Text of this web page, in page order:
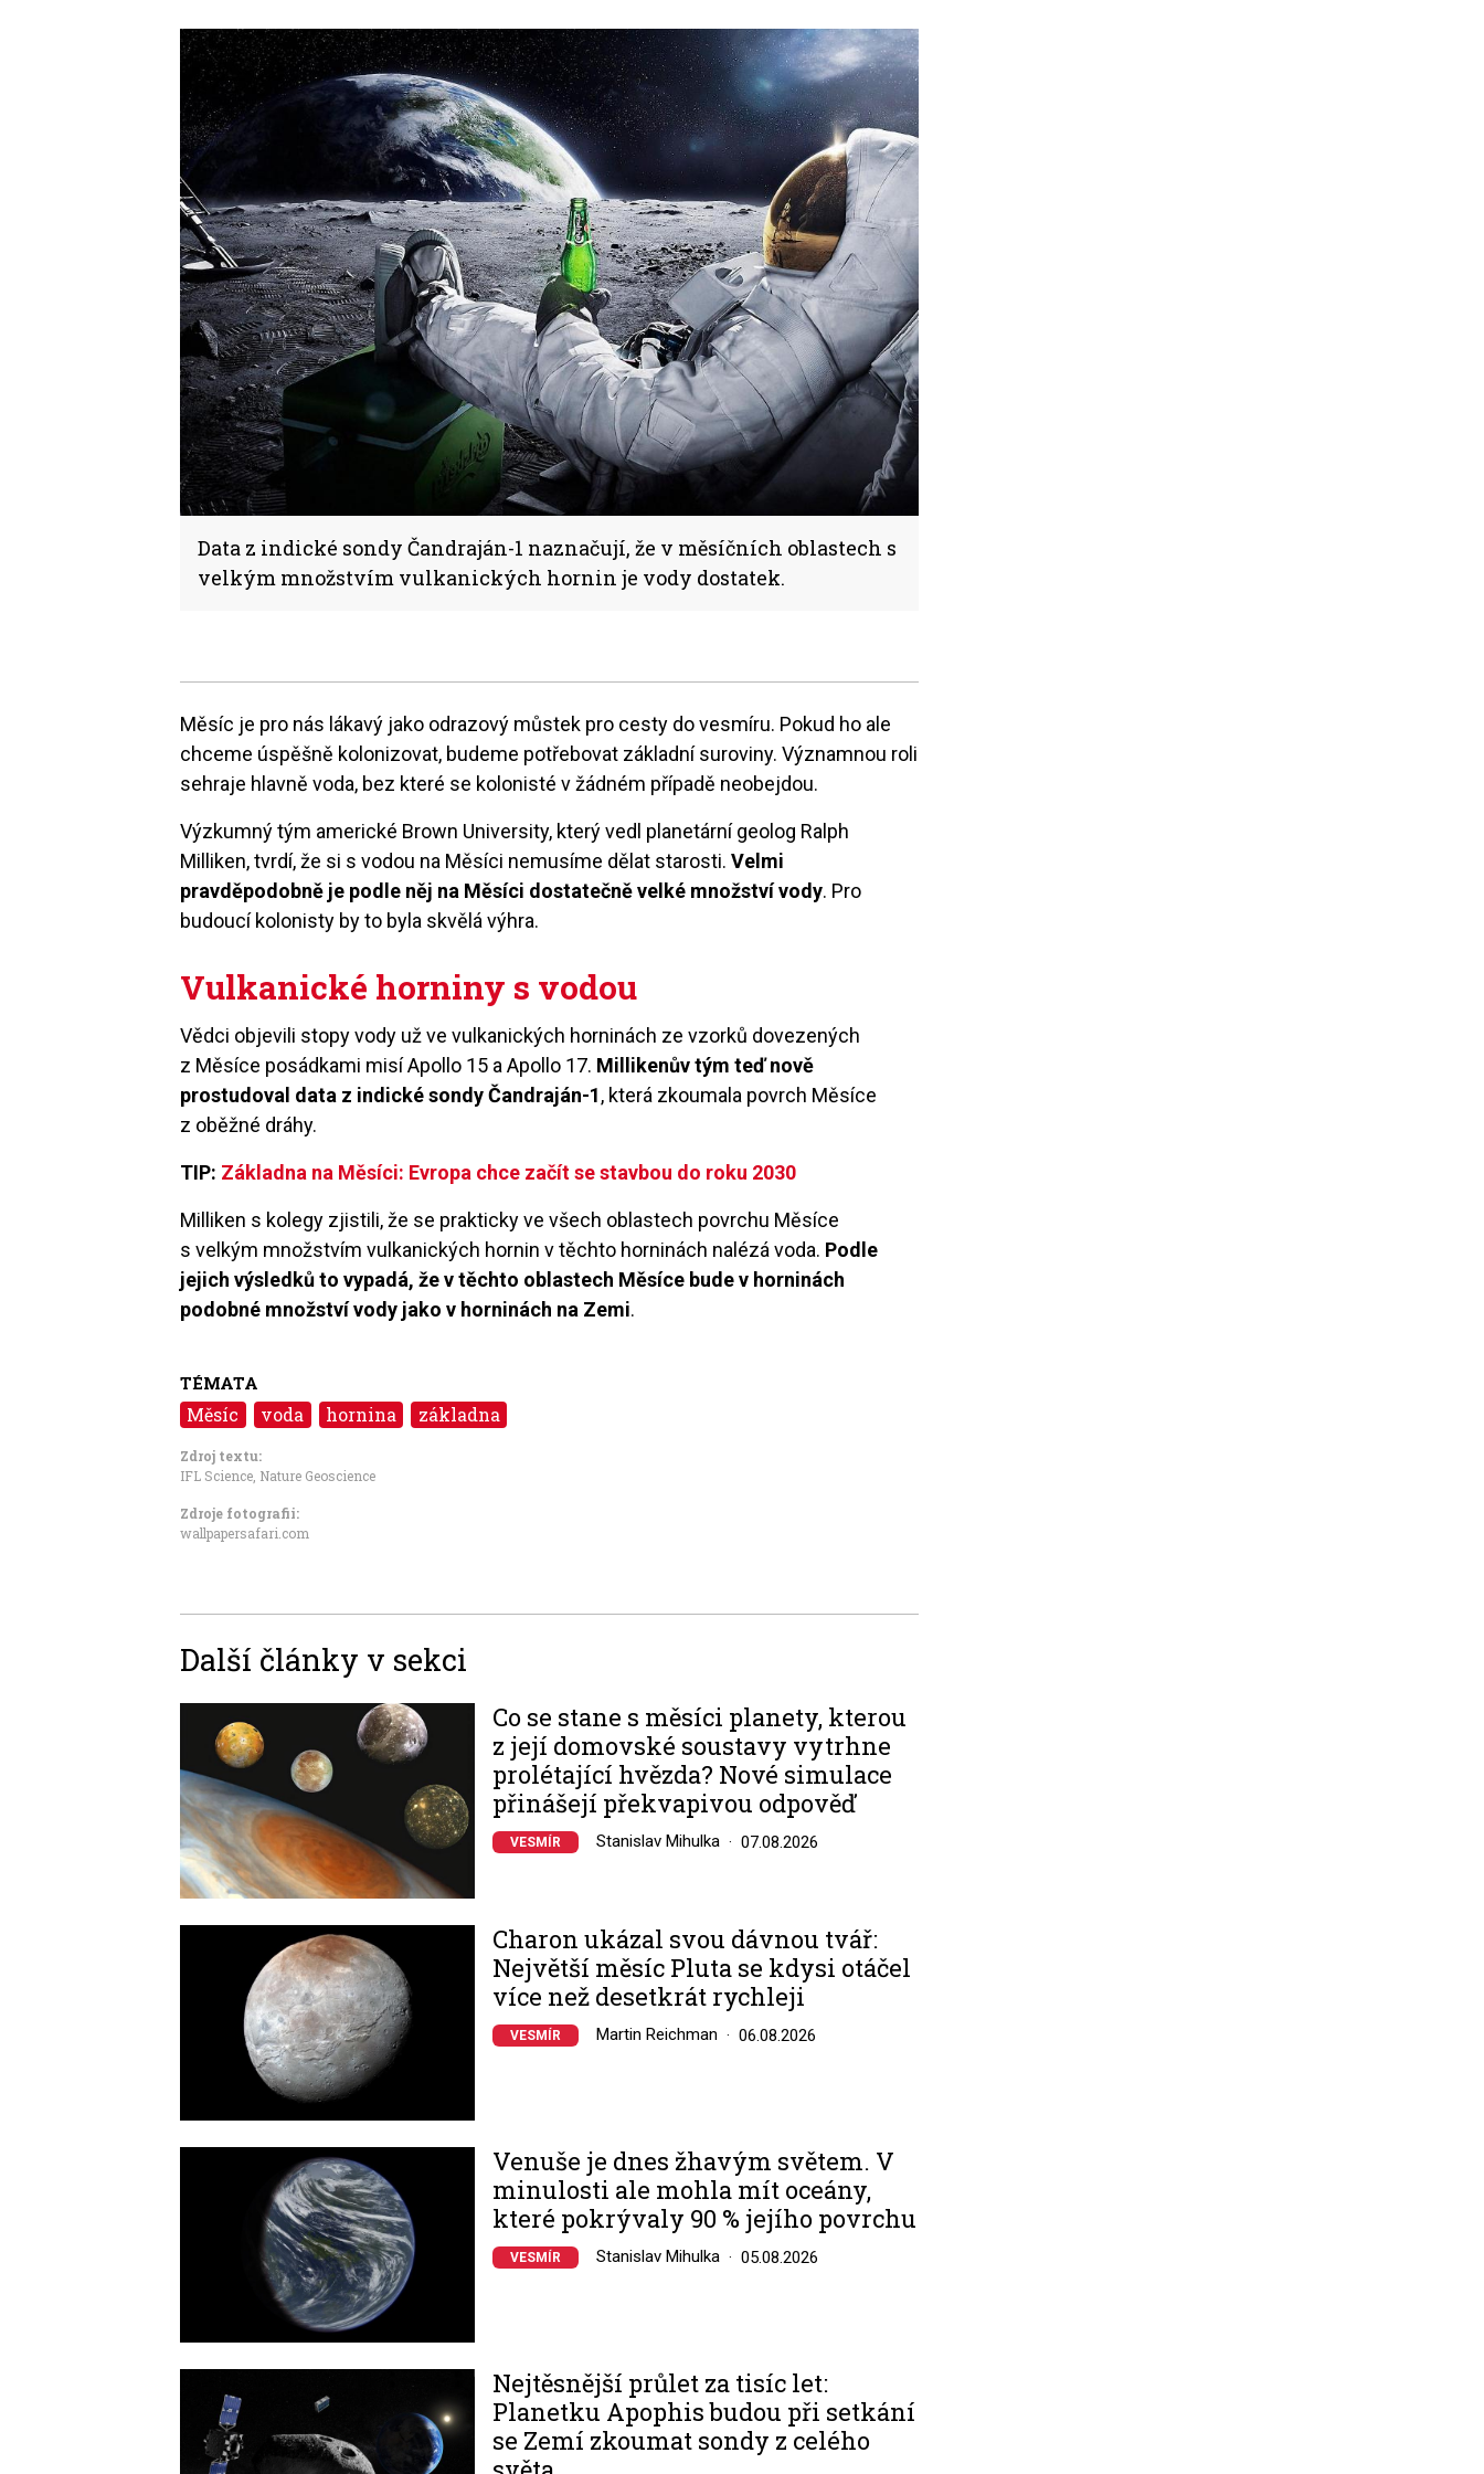
Data z indické sondy Čandraján-1 naznačují, že v měsíčních oblastech s
velkým množstvím vulkanických hornin je vody dostatek.
Měsíc je pro nás lákavý jako odrazový můstek pro cesty do vesmíru. Pokud ho ale
chceme úspěšně kolonizovat, budeme potřebovat základní suroviny. Významnou roli
sehraje hlavně voda, bez které se kolonisté v žádném případě neobejdou.
Výzkumný tým americké Brown University, který vedl planetární geolog Ralph
Milliken, tvrdí, že si s vodou na Měsíci nemusíme dělat starosti.Velmi
pravděpodobně je podle něj na Měsíci dostatečně velké množství vody. Pro
budoucí kolonisty by to byla skvělá výhra.
Vulkanické horniny s vodou
Vědci objevili stopy vody už ve vulkanických horninách ze vzorků dovezených
z Měsíce posádkami misí Apollo 15 a Apollo 17. Millikenův tým teď nově
prostudoval data z indické sondy Čandraján-1, která zkoumala povrch Měsíce
z oběžné dráhy.
TIP: Základna na Měsíci: Evropa chce začít se stavbou do roku 2030
Milliken s kolegy zjistili, že se prakticky ve všech oblastech povrchu Měsíce
s velkým množstvím vulkanických hornin v těchto horninách nalézá voda. Podle
jejich výsledků to vypadá, že v těchto oblastech Měsíce bude v horninách
podobné množství vody jako v horninách na Zemi.
TÉMATA
Měsíc voda hornina základna
Zdroj textu:
IFL Science, Nature Geoscience
Zdroje fotografii:
wallpapersafari.com
Další články v sekci
Co se stane s měsíci planety, kterou
z její domovské soustavy vytrhne
prolétající hvězda? Nové simulace
přinášejí překvapivou odpověď
VESMÍR Stanislav Mihulka 07.08.2026
Charon ukázal svou dávnou tvář:
Největší měsíc Pluta se kdysi otáčel
více než desetkrát rychleji
VESMÍR Martin Reichman 06.08.2026
Venuše je dnes žhavým světem. V
minulosti ale mohla mít oceány,
které pokrývaly 90 % jejího povrchu
VESMÍR Stanislav Mihulka 05.08.2026
Nejtěsnější průlet za tisíc let:
Planetku Apophis budou při setkání
se Zemí zkoumat sondy z celého